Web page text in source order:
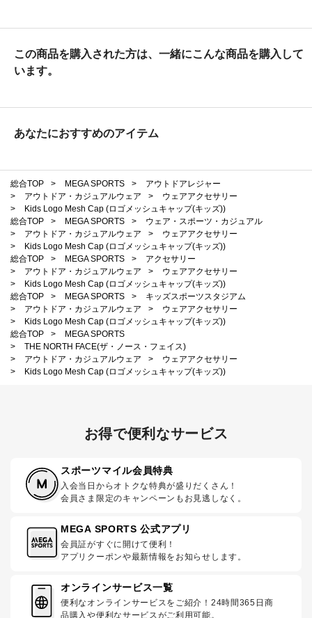
この商品を購入された方は、一緒にこんな商品を購入して
います。
あなたにおすすめのアイテム
総合TOP > MEGA SPORTS >
アウトドアレジャー
>
アウトドア・カジュアルウェア >
ウェアアクセサリー
>
Kids Logo Mesh Cap (ロゴメッシュキャップ(キッズ))
総合TOP
> MEGA SPORTS >
ウェア・スポーツ・カジュアル
>
アウトドア・カジュアルウェア >
ウェアアクセサリー
>
Kids Logo Mesh Cap (ロゴメッシュキャップ(キッズ))
総合TOP
> MEGA SPORTS >
アクセサリー
>
アウトドア・カジュアルウェア >
ウェアアクセサリー
>
Kids Logo Mesh Cap (ロゴメッシュキャップ(キッズ))
総合TOP
> MEGA SPORTS >
キッズスポーツスタジアム
>
アウトドア・カジュアルウェア >
ウェアアクセサリー
>
Kids Logo Mesh Cap (ロゴメッシュキャップ(キッズ))
総合TOP
>
MEGA SPORTS
>
THE NORTH FACE(ザ・ノース・フェイス)
>
アウトドア・カジュアルウェア >
ウェアアクセサリー
>
Kids Logo Mesh Cap (ロゴメッシュキャップ(キッズ))
お得で便利なサービス
スポーツマイル会員特典
入会当日からオトクな特典が盛りだくさん！
会員さま限定のキャンペーンもお見逃しなく。
MEGA SPORTS 公式アプリ
会員証がすぐに開けて便利！
アプリクーポンや最新情報をお知らせします。
オンラインサービス一覧
便利なオンラインサービスをご紹介！24時間365日商
品購入や便利なサービスがご利用可能。